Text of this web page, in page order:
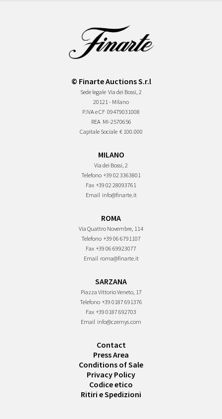
© Finarte Auctions S.r.l
Sede legale Via dei Bossi, 2
20121 - Milano
P.IVA e CF 09479031008
REA MI-2570656
Capitale Sociale € 100.000
MILANO
Via dei Bossi, 2
Telefono +39 02 3363801
Fax +39 02 28093761
Email info@finarte.it
ROMA
Via Quattro Novembre, 114
Telefono +39 06 6791107
Fax +39 06 69923077
Email roma@finarte.it
SARZANA
Piazza Vittorio Veneto, 17
Telefono +39 0187 691376
Fax +39 0187 692703
Email info@czernys.com
Contact
Press Area
Conditions of Sale
Privacy Policy
Codice etico
Ritiri e Spedizioni